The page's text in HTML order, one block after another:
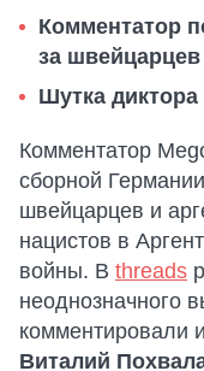
Комментатор
за
Шутка диктора
Комментатор
сборной
швейцарцев и
нацистов в
войны. В threads
неоднозначного
комментировали
Виталий